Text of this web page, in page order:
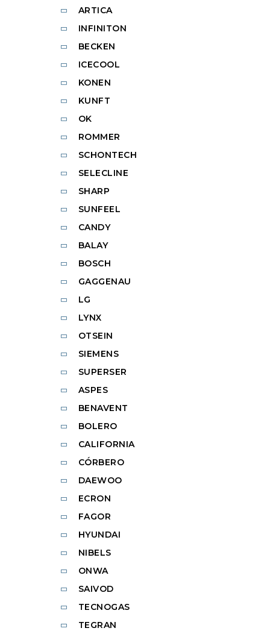
ARTICA
INFINITON
BECKEN
ICECOOL
KONEN
KUNFT
OK
ROMMER
SCHONTECH
SELECLINE
SHARP
SUNFEEL
CANDY
BALAY
BOSCH
GAGGENAU
LG
LYNX
OTSEIN
SIEMENS
SUPERSER
ASPES
BENAVENT
BOLERO
CALIFORNIA
CÓRBERO
DAEWOO
ECRON
FAGOR
HYUNDAI
NIBELS
ONWA
SAIVOD
TECNOGAS
TEGRAN